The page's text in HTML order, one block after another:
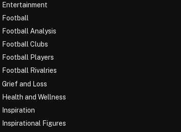
Entertainment
Football
Football Analysis
Football Clubs
Football Players
Football Rivalries
Grief and Loss
Health and Wellness
Inspiration
Inspirational Figures